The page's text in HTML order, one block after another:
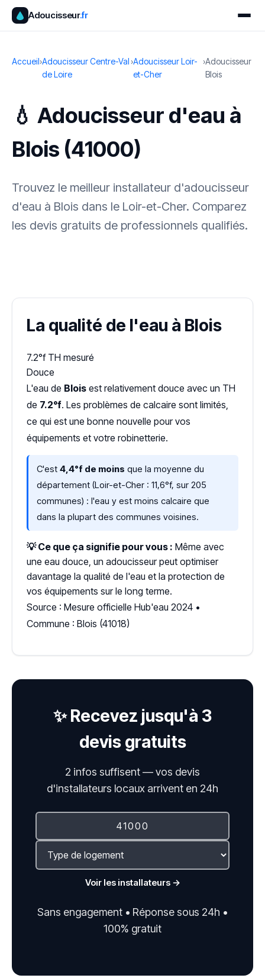
Adoucisseur.fr
Accueil›Adoucisseur Centre-Val
de Loire
›Adoucisseur Loir-
et-Cher
›Adoucisseur
Blois
💧 Adoucisseur d'eau à
Blois (41000)
Trouvez le meilleur installateur d'adoucisseur
d'eau à Blois dans le Loir-et-Cher. Comparez
les devis gratuits de professionnels qualifiés.
La qualité de l'eau à Blois
7.2°f TH mesuré
Douce
L'eau de Blois est relativement douce avec un TH
de 7.2°f. Les problèmes de calcaire sont limités,
ce qui est une bonne nouvelle pour vos
équipements et votre robinetterie.
C'est 4,4°f de moins que la moyenne du
département (Loir-et-Cher : 11,6°f, sur 205
communes) : l'eau y est moins calcaire que
dans la plupart des communes voisines.
💡 Ce que ça signifie pour vous : Même avec
une eau douce, un adoucisseur peut optimiser
davantage la qualité de l'eau et la protection de
vos équipements sur le long terme.
Source : Mesure officielle Hub'eau 2024 •
Commune : Blois (41018)
✨ Recevez jusqu'à 3
devis gratuits
2 infos suffisent — vos devis
d'installateurs locaux arrivent en 24h
Voir les installateurs →
Sans engagement • Réponse sous 24h •
100% gratuit